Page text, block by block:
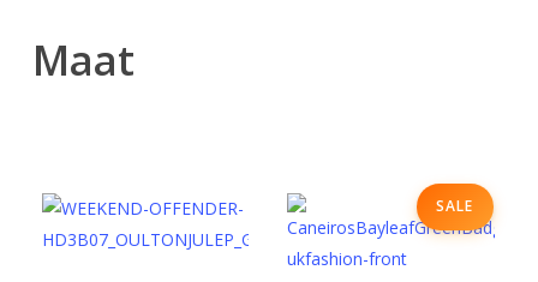
Maat
SALE